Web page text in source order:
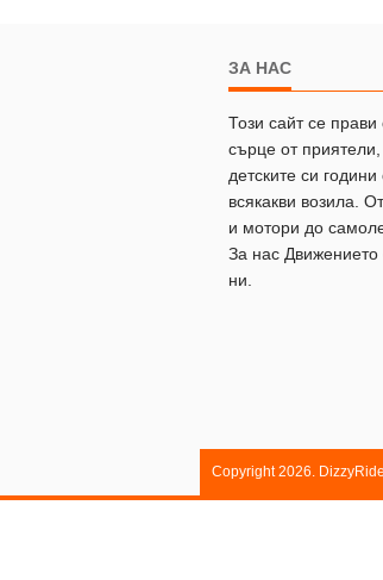
ЗА НАС
Този сайт се прави
сърце от
детските си
всякакви возила.
и мотори до
За нас Движението
ни.
Copyright 2026.